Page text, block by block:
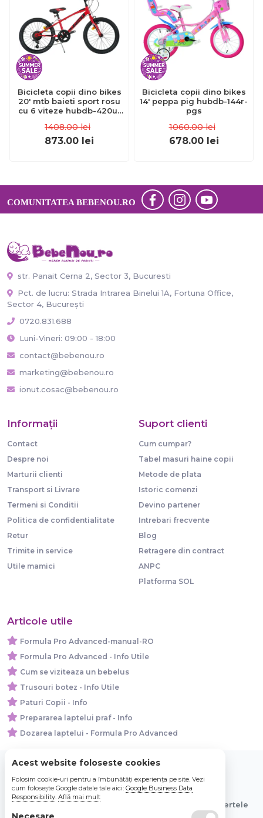
Bicicleta copii dino bikes
20' mtb baieti sport rosu
cu 6 viteze hubdb-420u-
1408.00 lei
873.00 lei
Bicicleta copii dino bikes
14' peppa pig hubdb-144r-
pgs
1060.00 lei
678.00 lei
COMUNITATEA BEBENOU.RO
str. Panait Cerna 2, Sector 3, Bucuresti
Pct. de lucru: Strada Intrarea Binelui 1A, Fortuna Office,
Sector 4, București
0720.831.688
Luni-Vineri: 09:00 - 18:00
contact@bebenou.ro
marketing@bebenou.ro
ionut.cosac@bebenou.ro
Informaţii
Contact
Despre noi
Marturii clienti
Transport si Livrare
Termeni si Conditii
Politica de confidentialitate
Retur
Trimite in service
Utile mamici
Suport clienti
Cum cumpar?
Tabel masuri haine copii
Metode de plata
Istoric comenzi
Devino partener
Intrebari frecvente
Blog
Retragere din contract
ANPC
Platforma SOL
Articole utile
Formula Pro Advanced-manual-RO
Formula Pro Advanced - Info Utile
Cum se viziteaza un bebelus
Trusouri botez - Info Utile
Paturi Copii - Info
Prepararea laptelui praf - Info
Dozarea laptelui - Formula Pro Advanced
© 2026 Bebe Nou Online Store SRL
Toate preturile sunt exprimate in lei si includ tva. Ofertele
sunt valabile in limita stocului disponibil.
Acest website foloseste cookies
Folosim cookie-uri pentru a îmbunătăți experiența pe site. Vezi
cum folosește Google datele tale aici: Google Business Data
Responsibility. Află mai mult